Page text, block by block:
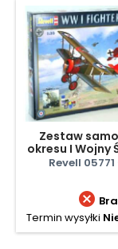
Zestaw
okresu I Wojny
Revell

Termin wysyłki